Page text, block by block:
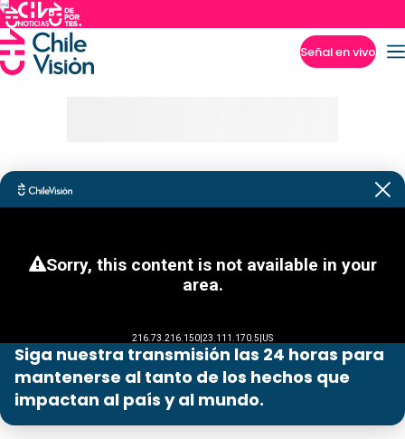
Señal en vivo
Siga nuestra transmisión las 24 horas para
mantenerse al tanto de los hechos que
impactan al país y al mundo.
Programas